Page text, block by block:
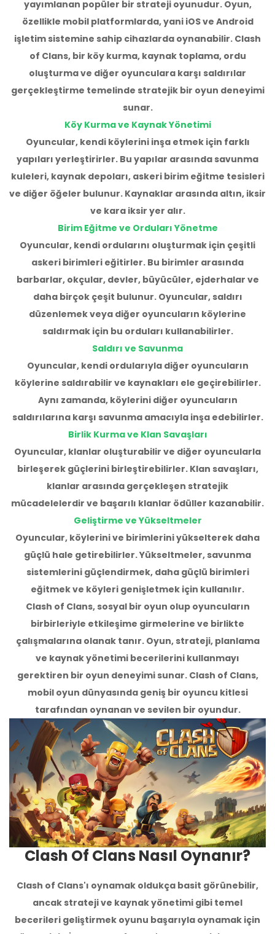
yayımlanan popüler bir strateji oyunudur. Oyun,
özellikle mobil platformlarda, yani iOS ve Android
işletim sistemine sahip cihazlarda oynanabilir. Clash
of Clans, bir köy kurma, kaynak toplama, ordu
oluşturma ve diğer oyunculara karşı saldırılar
gerçekleştirme temelinde stratejik bir oyun deneyimi
sunar.
Köy Kurma ve Kaynak Yönetimi
Oyuncular, kendi köylerini inşa etmek için farklı
yapıları yerleştirirler. Bu yapılar arasında savunma
kuleleri, kaynak depoları, askeri birim eğitme tesisleri
ve diğer öğeler bulunur. Kaynaklar arasında altın, iksir
ve kara iksir yer alır.
Birim Eğitme ve Orduları Yönetme
Oyuncular, kendi ordularını oluşturmak için çeşitli
askeri birimleri eğitirler. Bu birimler arasında
barbarlar, okçular, devler, büyücüler, ejderhalar ve
daha birçok çeşit bulunur. Oyuncular, saldırı
düzenlemek veya diğer oyuncuların köylerine
saldırmak için bu orduları kullanabilirler.
Saldırı ve Savunma
Oyuncular, kendi ordularıyla diğer oyuncuların
köylerine saldırabilir ve kaynakları ele geçirebilirler.
Aynı zamanda, köylerini diğer oyuncuların
saldırılarına karşı savunma amacıyla inşa edebilirler.
Birlik Kurma ve Klan Savaşları
Oyuncular, klanlar oluşturabilir ve diğer oyuncularla
birleşerek güçlerini birleştirebilirler. Klan savaşları,
klanlar arasında gerçekleşen stratejik
mücadelelerdir ve başarılı klanlar ödüller kazanabilir.
Geliştirme ve Yükseltmeler
Oyuncular, köylerini ve birimlerini yükselterek daha
güçlü hale getirebilirler. Yükseltmeler, savunma
sistemlerini güçlendirmek, daha güçlü birimleri
eğitmek ve köyleri genişletmek için kullanılır.
Clash of Clans, sosyal bir oyun olup oyuncuların
birbirleriyle etkileşime girmelerine ve birlikte
çalışmalarına olanak tanır. Oyun, strateji, planlama
ve kaynak yönetimi becerilerini kullanmayı
gerektiren bir oyun deneyimi sunar. Clash of Clans,
mobil oyun dünyasında geniş bir oyuncu kitlesi
tarafından oynanan ve sevilen bir oyundur.
Clash Of Clans Nasıl Oynanır?
Clash of Clans'ı oynamak oldukça basit görünebilir,
ancak strateji ve kaynak yönetimi gibi temel
becerileri geliştirmek oyunu başarıyla oynamak için
Üzgünüm!